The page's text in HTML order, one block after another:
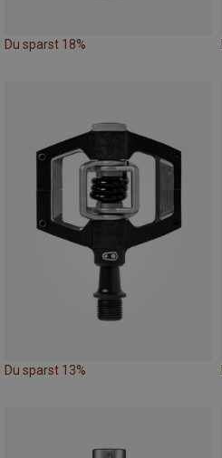
Du sparst 18%
Du sparst 13%